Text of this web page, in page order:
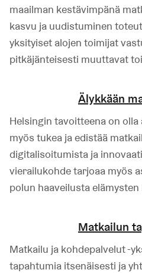
maailman kestävimpänä
kasvu ja uudistuminen
yksityiset alojen toimijat
pitkäjänteisesti muuttavat
Älykkään
Helsingin tavoitteena on
myös tukea ja edistää
digitalisoitumista ja
vierailukohde tarjoaa myös
polun haaveilusta
Matkailun
Matkailu ja kohdepalvelut -
tapahtumia itsenäisesti ja